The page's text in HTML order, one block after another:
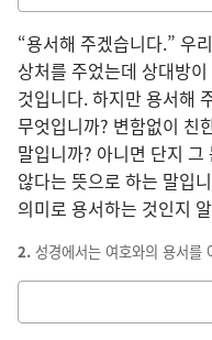
적는
칸
“용서해 주겠습니다.” 우
상처를 주었는데 상대방
것입니다. 하지만 용서해
무엇입니까? 변함없이 친
말입니까? 아니면 단지
않다는 뜻으로 하는 말입
의미로 용서하는 것인지
2. 성경에서는 여호와의 용서를
적는